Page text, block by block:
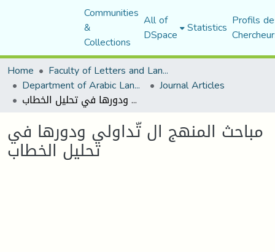
Communities
&
Collections
All of
DSpace Statistics Profils
Home
Faculty of Letters and Languages
Department of Arabic Language and Literature Journal Articles
مباحث المنهج ال تّداولي ودورها في تحليل الخطاب
مباحث المنهج ال تّداولي ودورها في
تحليل الخطاب